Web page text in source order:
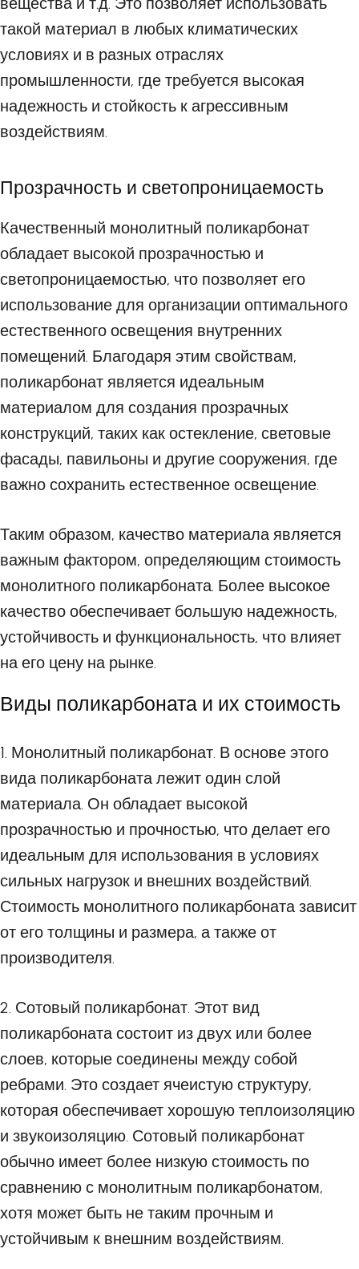
такой материал в любых климатических
условиях и в разных отраслях
промышленности, где требуется высокая
надежность и стойкость к агрессивным
воздействиям.
Прозрачность и светопроницаемость
Качественный монолитный поликарбонат
обладает высокой прозрачностью и
светопроницаемостью, что позволяет его
использование для организации оптимального
естественного освещения внутренних
помещений. Благодаря этим свойствам,
поликарбонат является идеальным
материалом для создания прозрачных
конструкций, таких как остекление, световые
фасады, павильоны и другие сооружения, где
важно сохранить естественное освещение.
Таким образом, качество материала является
важным фактором, определяющим стоимость
монолитного поликарбоната. Более высокое
качество обеспечивает большую надежность,
устойчивость и функциональность, что влияет
на его цену на рынке.
Виды поликарбоната и их стоимость
1. Монолитный поликарбонат. В основе этого
вида поликарбоната лежит один слой
материала. Он обладает высокой
прозрачностью и прочностью, что делает его
идеальным для использования в условиях
сильных нагрузок и внешних воздействий.
Стоимость монолитного поликарбоната зависит
от его толщины и размера, а также от
производителя.
2. Сотовый поликарбонат. Этот вид
поликарбоната состоит из двух или более
слоев, которые соединены между собой
ребрами. Это создает ячеистую структуру,
которая обеспечивает хорошую теплоизоляцию
и звукоизоляцию. Сотовый поликарбонат
обычно имеет более низкую стоимость по
сравнению с монолитным поликарбонатом,
хотя может быть не таким прочным и
устойчивым к внешним воздействиям.